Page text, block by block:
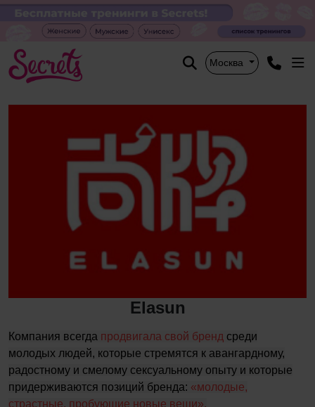
Москва
Elasun
Компания всегда продвигала свой бренд среди
молодых людей, которые стремятся к авангардному,
радостному и смелому сексуальному опыту и которые
придерживаются позиций бренда: «молодые,
страстные, пробующие новые вещи».